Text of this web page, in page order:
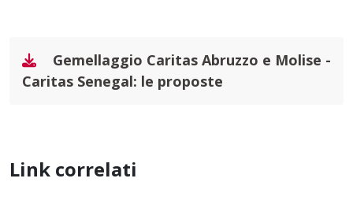
Gemellaggio Caritas Abruzzo e Molise -
Caritas Senegal: le proposte
Link correlati